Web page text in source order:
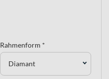
Rahmenform *
Diamant